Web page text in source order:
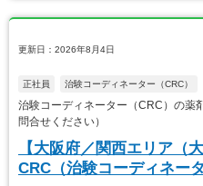
更新日：2026年8月4日
正社員 治験コーディネーター（CRC）
治験コーディネーター（CRC）の
問合せください）
【大阪府／関西エリア（
CRC（治験コーディネー